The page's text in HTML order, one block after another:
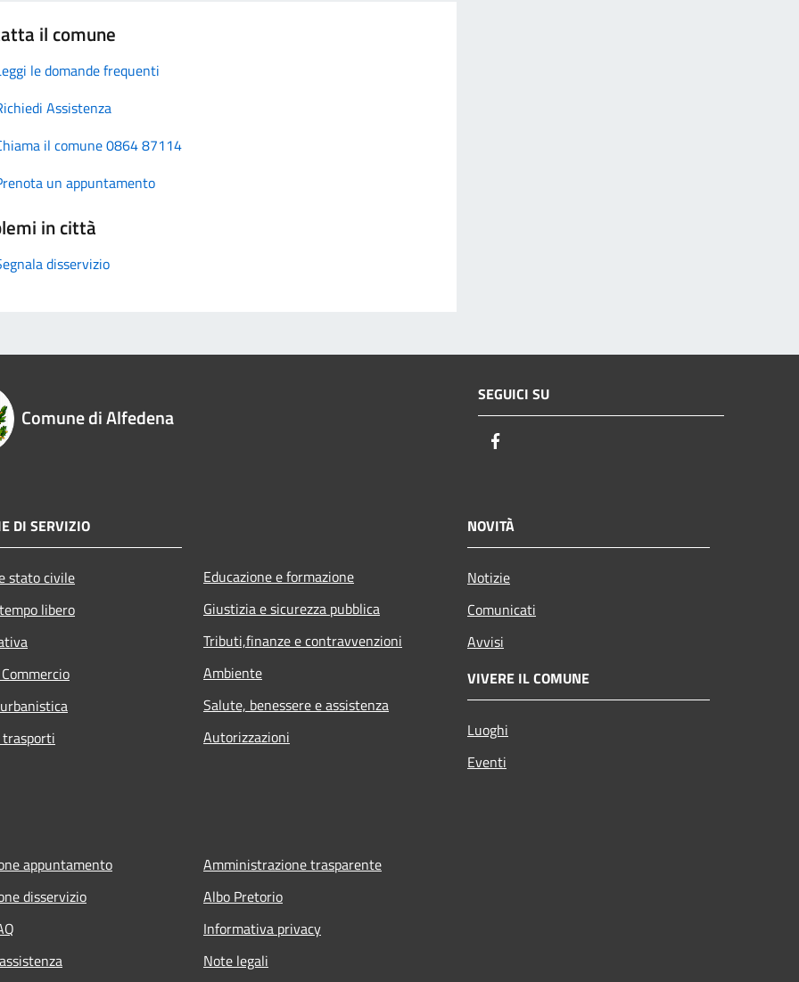
il comune
le domande frequenti
Assistenza
il comune 0864 87114
un appuntamento
in città
disservizio
Comune di Alfedena
SEGUICI SU
DI SERVIZIO
stato civile
libero
Educazione e formazione
Giustizia e sicurezza pubblica
Tributi,finanze e contravvenzioni
Ambiente
Salute, benessere e assistenza
Autorizzazioni
NOVITÀ
Notizie
Comunicati
Avvisi
VIVERE IL COMUNE
Luoghi
Eventi
appuntamento
disservizio
Amministrazione trasparente
Albo Pretorio
Informativa privacy
Note legali